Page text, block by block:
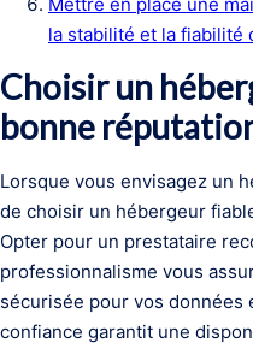
la stabilité et la fiabilité
Choisir un
bonne
Lorsque vous envisagez un
de choisir un hébergeur
Opter pour un prestataire
professionnalisme vous
sécurisée pour vos données
confiance garantit une